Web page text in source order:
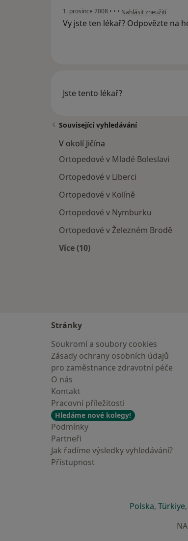
1. prosince 2008 • • • podle názoru uživatele
Nahlásit zneužití
Vy jste ten lékař? Odpovězte na
Jste tento lékař?
Související vyhledávání
V okolí Jičína
Ortopedové v Mladé Boleslavi
Ortopedové v Liberci
Ortopedové v Kolíně
Ortopedové v Nymburku
Ortopedové v Železném Brodě
Více (10)
Stránky
Soukromí a soubory cookies
Zásady ochrany osobních údajů
pro zaměstnance zdravotní péče
O nás
Kontakt
Pracovní příležitosti
Hledáme nové kolegy!
Podmínky
Partneři
Jak řadíme výsledky vyhledávání?
Přístupnost
Polskase
, Türkiye,